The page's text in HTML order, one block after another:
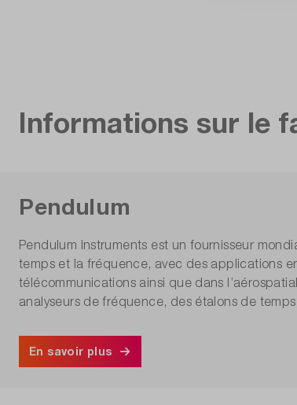
Informations sur le
Pendulum
Pendulum Instruments est un fournisseur
temps et la fréquence, avec des applications
télécommunications ainsi que dans
analyseurs de fréquence, des étalons de
En savoir plus